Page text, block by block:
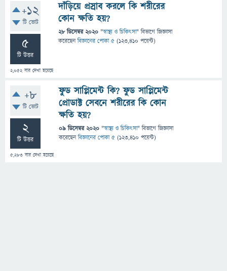
+12
টি ভোট
5
টি উত্তর
2,052বার দেখা হয়েছে
দাঁড়িয়ে প্রস্রাব করলে কি শরীরের
কোন ক্ষতি হয়?
28 ডিসেম্বর 2020 "স্বাস্থ্য ও চিকিৎসা" বিভাগে জিজ্ঞাসা
করেছেনবিজ্ঞানের পোকা ৫ (123,410 পয়েন্ট)
+8
টি ভোট
2
টি উত্তর
5,283 বার দেখা হয়েছে
ফুড সাপ্লিমেন্ট কি? ফুড সাপ্লিমেন্ট
প্রোডাক্ট সেবনে শরীরের কি কোন
ক্ষতি হয়?
09 ডিসেম্বর 2020 "স্বাস্থ্য ও চিকিৎসা" বিভাগে জিজ্ঞাসা
করেছেনবিজ্ঞানের পোকা ৫ (123,410 পয়েন্ট)